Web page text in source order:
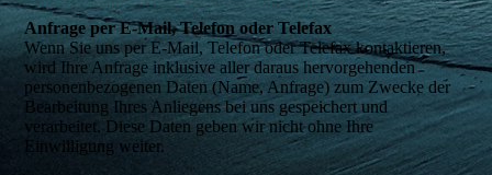
Anfrage per E-Mail, Telefon oder Telefax
Wenn Sie uns per E-Mail, Telefon oder Telefax kontaktieren,
wird Ihre Anfrage inklusive aller daraus hervorgehenden
personenbezogenen Daten (Name, Anfrage) zum Zwecke der
Bearbeitung Ihres Anliegens bei uns gespeichert und
verarbeitet. Diese Daten geben wir nicht ohne Ihre
Einwilligung weiter.